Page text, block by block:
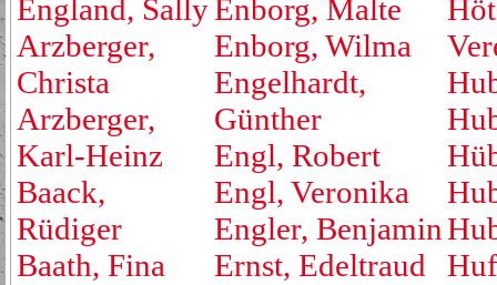
England, Sally
Arzberger,
Christa
Arzberger,
Karl-Heinz
Baack,
Rüdiger
Baath, Fina
Enborg, Malte
Enborg, Wilma
Engelhardt,
Günther
Engl, Robert
Engl, Veronika
Engler, Benjamin
Ernst, Edeltraud